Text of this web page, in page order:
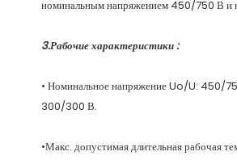
3.Рабочие характеристики :
• Номинальное напряжение Uo/U: 450/
•Макс. допустимая длительная рабочая